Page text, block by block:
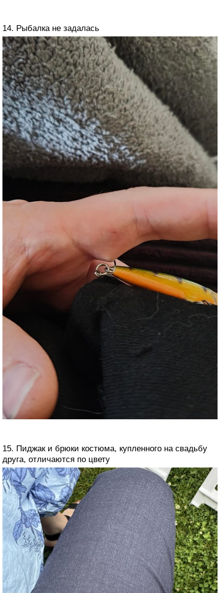
14. Рыбалка не задалась
15. Пиджак и брюки костюма, купленного на свадьбу
друга, отличаются по цвету